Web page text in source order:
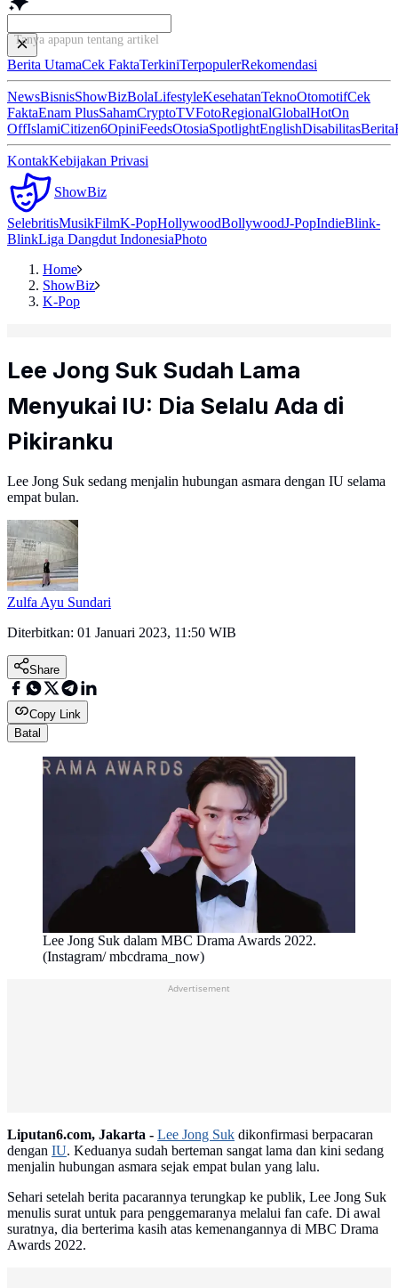
Tanya apapun tentang artikel ini...
Berita UtamaCek FaktaTerkiniTerpopulerRekomendasi
NewsBisnisShowBizBolaLifestyleKesehatanTeknoOtomotifCek
FaktaEnam PlusSahamCryptoTVFotoRegionalGlobalHotOn
OffIslamiCitizen6OpiniFeedsOtosiaSpotlightEnglishDisabilitasBerita
KontakKebijakan Privasi
ShowBiz
SelebritisMusikFilmK-PopHollywoodBollywoodJ-PopIndieBlink-
BlinkLiga Dangdut IndonesiaPhoto
Home
ShowBiz
K-Pop
Lee Jong Suk Sudah Lama
Menyukai IU: Dia Selalu Ada di
Pikiranku
Lee Jong Suk sedang menjalin hubungan asmara dengan IU selama
empat bulan.
Zulfa Ayu Sundari
Diterbitkan: 01 Januari 2023, 11:50 WIB
Share
Copy Link
Batal
Lee Jong Suk dalam MBC Drama Awards 2022.
(Instagram/ mbcdrama_now)
Advertisement
Liputan6.com, Jakarta - Lee Jong Suk dikonfirmasi berpacaran
dengan IU. Keduanya sudah berteman sangat lama dan kini sedang
menjalin hubungan asmara sejak empat bulan yang lalu.
Sehari setelah berita pacarannya terungkap ke publik, Lee Jong Suk
menulis surat untuk para penggemaranya melalui fan cafe. Di awal
suratnya, dia berterima kasih atas kemenangannya di MBC Drama
Awards 2022.